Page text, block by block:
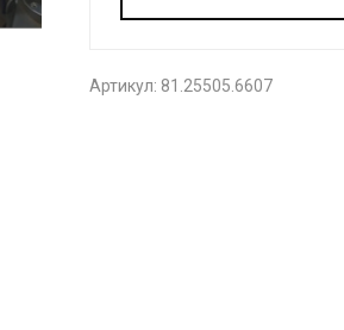
Артикул: 81.25505.6607